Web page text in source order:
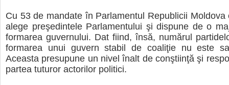
Cu 53 de mandate în Parlamentul Republicii Moldova
alege preşedintele Parlamentului şi dispune de o
formarea guvernului. Dat fiind, însă, numărul
formarea unui guvern stabil de coaliţie nu este
Aceasta presupune un nivel înalt de conştiinţă şi
partea tuturor actorilor politici.